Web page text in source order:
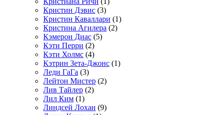
Кристин Дэвис (3)
Кристин Каваллари (1)
Кристина Агилера (2)
Кэмерон Диас (5)
Кэти Перри (2)
Кэти Холмс (4)
Кэтрин Зета-Джонс (1)
Леди ГаГа (3)
Лейтон Мистер (2)
Лив Тайлер (2)
Лил Ким (1)
Линдсей Лохан (9)